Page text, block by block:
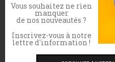
Vous souhaitez ne rien
manquer
de nos nouveautés ?
Inscrivez-vous à notre
lettre d'information !